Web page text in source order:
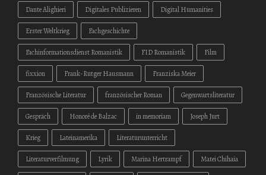
Dante Alighieri Digitales Publizieren Digital Humanities
Erster Weltkrieg Fachgeschichte
Fachinformationsdienst Romanistik FID Romanistik Film
fixxion Frank-Rutger Hausmann Franziska Meier
Französische Literatur französischer Roman Gegenwartsliteratur
Gespräch Honoré de Balzac in memoriam Joseph Jurt
Krieg Lateinamerika Literaturunterricht
Literaturverfilmung Lyrik Marina Hertrampf Matei Chihaia